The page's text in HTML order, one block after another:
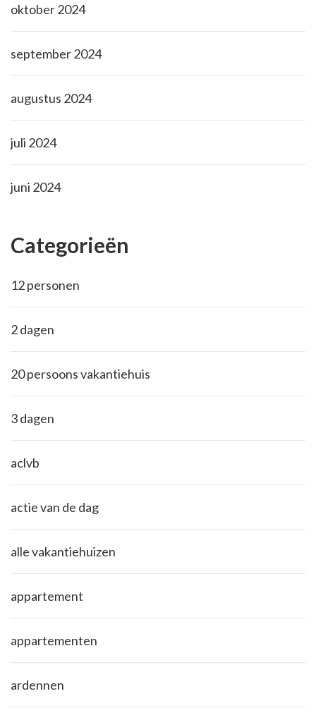
oktober 2024
september 2024
augustus 2024
juli 2024
juni 2024
Categorieën
12 personen
2 dagen
20 persoons vakantiehuis
3 dagen
aclvb
actie van de dag
alle vakantiehuizen
appartement
appartementen
ardennen